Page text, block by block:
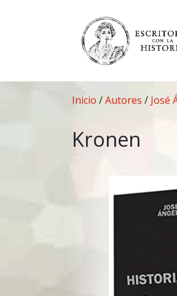
Inicio /Autores / José
Kronen